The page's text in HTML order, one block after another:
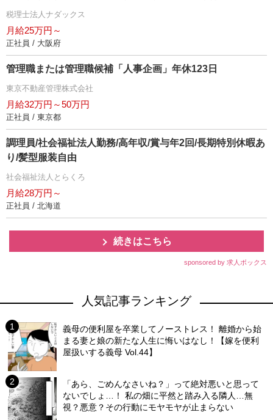
税理士法人ナダックス
月給25万円～
正社員 / 大阪府
管理職または管理職候補「人事企画」年休123日
東京不動産管理株式会社
月給32万円～50万円
正社員 / 東京都
調理員/社会福祉法人勤務/高年収/賞与年2回/長期特別休暇あ
り/髪型服装自由
社会福祉法人とらくろ
月給28万円～
正社員 / 北海道
続きはこちら
sponsored by 求人ボックス
人気記事ランキング
義母の便利屋を卒業してノーストレス！ 離婚から始
まる妻と娘の新たな人生に悔いはなし！【嫁を便利
屋扱いする義母 Vol.44】
「あら、ごめんなさいね？」って絶対悪いと思って
ないでしょ…！ 私の畑に平然と踏み入る隣人…無
視？悪意？その行動にモヤモヤが止まらない